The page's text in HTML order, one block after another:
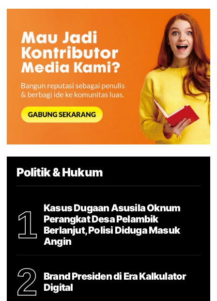
Politik & Hukum
1
Kasus Dugaan Asusila Oknum
Perangkat Desa Pelambik
Berlanjut, Polisi Diduga Masuk
Angin
2
Brand Presiden di Era Kalkulator
Digital